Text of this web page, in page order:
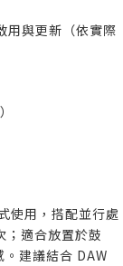
用與更新（依實際
使用，搭配並行處
；適合放置於鼓
建議結合 DAW